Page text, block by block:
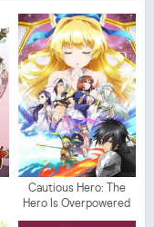
Cautious Hero: The
Hero Is Overpowered
but Overly Cautious